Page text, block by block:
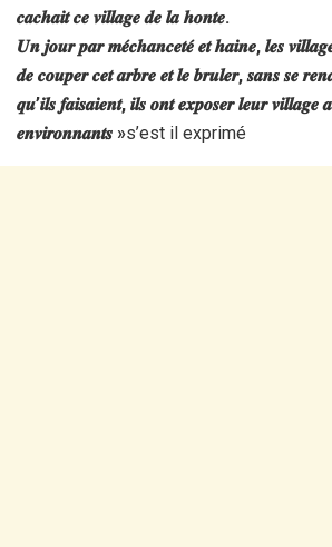
𝒄𝒂𝒄𝒉𝒂𝒊𝒕 𝒄𝒆 𝒗𝒊𝒍𝒍𝒂𝒈𝒆 𝒅𝒆 𝒍𝒂 𝒉𝒐𝒏𝒕𝒆.
𝑼𝒏 𝒋𝒐𝒖𝒓 𝒑𝒂𝒓 𝒎𝒆́𝒄𝒉𝒂𝒏𝒄𝒆𝒕𝒆́ 𝒆𝒕 𝒉𝒂𝒊𝒏𝒆, 𝒍𝒆𝒔
𝒅𝒆 𝒄𝒐𝒖𝒑𝒆𝒓 𝒄𝒆𝒕 𝒂𝒓𝒃𝒓𝒆 𝒆𝒕 𝒍𝒆 𝒃𝒓𝒖𝒍𝒆𝒓, 𝒔𝒂𝒏𝒔 𝒔𝒆
𝒒𝒖’𝒊𝒍𝒔 𝒇𝒂𝒊𝒔𝒂𝒊𝒆𝒏𝒕, 𝒊𝒍𝒔 𝒐𝒏𝒕 𝒆𝒙𝒑𝒐𝒔𝒆𝒓 𝒍𝒆𝒖𝒓 𝒗𝒊𝒍𝒍𝒂𝒈𝒆
𝒆𝒏𝒗𝒊𝒓𝒐𝒏𝒏𝒂𝒏𝒕𝒔 »s’est il exprimé